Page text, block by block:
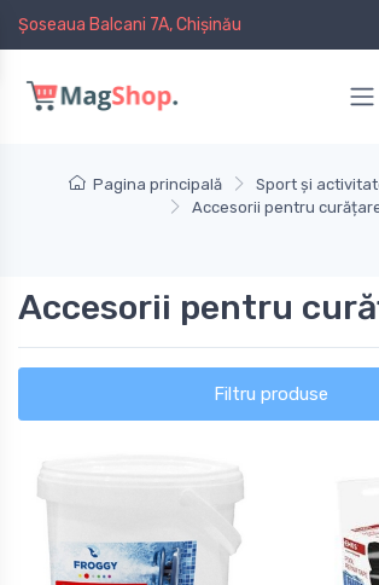
Șoseaua Balcani 7A, Chișinău
Pagina principală Sport și
Accesorii pentru
Accesorii pentru
Filtru produse